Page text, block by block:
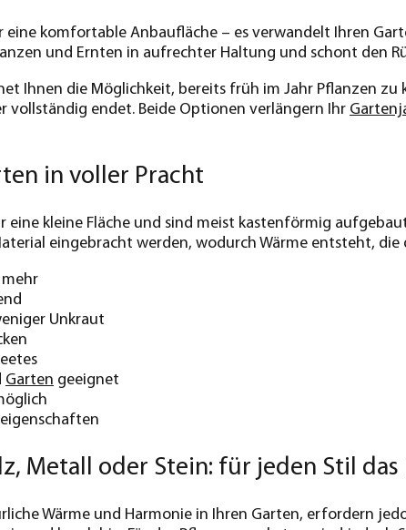
eine komfortable Anbaufläche – es verwandelt Ihren
und Ernten in aufrechter Haltung und schont den
Ihnen die Möglichkeit, bereits früh im Jahr Pflanzen
vollständig endet. Beide Optionen verlängern Ihr
in voller Pracht
kleine Fläche und sind meist kastenförmig
eingebracht werden, wodurch Wärme entsteht,
mehr
Unkraut
Garten geeignet
Metall oder Stein: für jeden Stil das
Wärme und Harmonie in Ihren Garten, erfordern